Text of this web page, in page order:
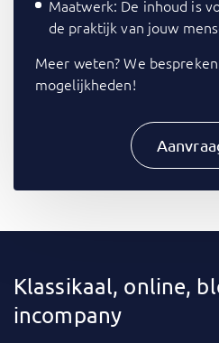
Maatwerk: De inhoud is
de praktijk van jouw
Meer weten? We
mogelijkheden!
Klassikaal, online,
incompany